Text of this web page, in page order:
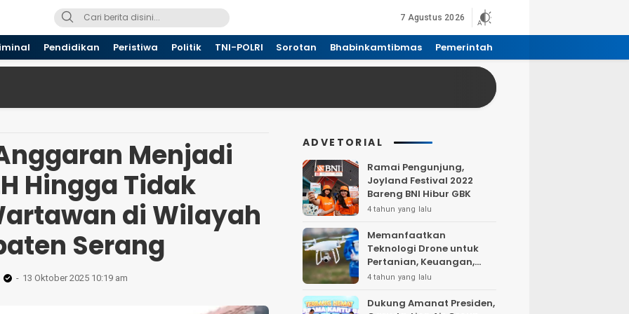
7 Agustus 2026
Pendidikan Peristiwa Politik TNI-POLRI Sorotan Bhabinkamtibmas Pemerintah
Menjadi
Hingga Tidak
di Wilayah
Serang
13 Oktober 2025 10:19 am
ADVETORIAL
Ramai Pengunjung,
Joyland Festival 2022
Bareng BNI Hibur GBK
4 tahun yang lalu
Memanfaatkan
Teknologi Drone untuk
Pertanian, Keuangan,
Pertambangan, Real
Telekomunikasi.
4 tahun yang lalu
Dukung Amanat Presiden,